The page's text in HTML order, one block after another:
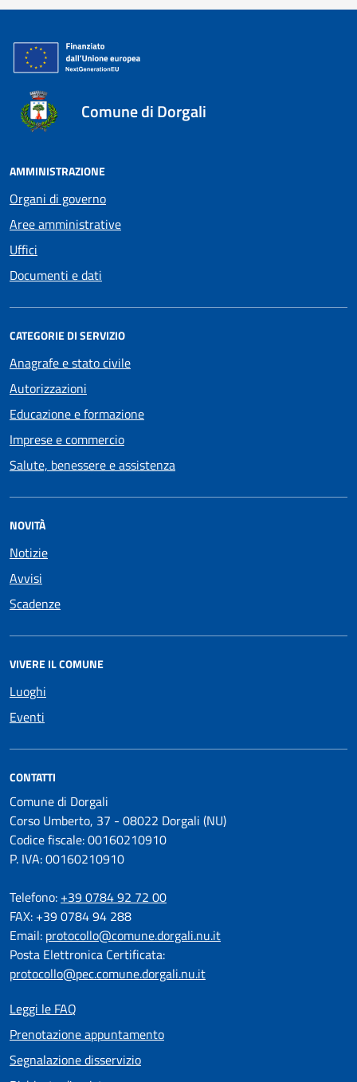
Comune di Dorgali
AMMINISTRAZIONE
Organi di governo
Aree amministrative
Uffici
Documenti e dati
CATEGORIE DI SERVIZIO
Anagrafe e stato civile
Autorizzazioni
Educazione e formazione
Imprese e commercio
Salute, benessere e assistenza
NOVITÀ
Notizie
Avvisi
Scadenze
VIVERE IL COMUNE
Luoghi
Eventi
CONTATTI
Comune di Dorgali
Corso Umberto, 37 - 08022 Dorgali (NU)
Codice fiscale: 00160210910
P. IVA: 00160210910
Telefono: +39 0784 92 72 00
FAX: +39 0784 94 288
Email: protocollo@comune.dorgali.nu.it
Posta Elettronica Certificata:
protocollo@pec.comune.dorgali.nu.it
Leggi le FAQ
Prenotazione appuntamento
Segnalazione disservizio